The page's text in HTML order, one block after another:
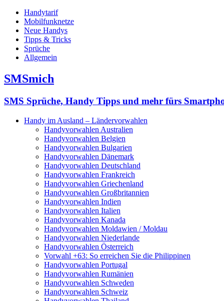
Handytarif
Mobilfunknetze
Neue Handys
Tipps & Tricks
Sprüche
Allgemein
SMSmich
SMS Sprüche, Handy Tipps und mehr fürs
Handy im Ausland – Ländervorwahlen
Handyvorwahlen Australien
Handyvorwahlen Belgien
Handyvorwahlen Bulgarien
Handyvorwahlen Dänemark
Handyvorwahlen Deutschland
Handyvorwahlen Frankreich
Handyvorwahlen Griechenland
Handyvorwahlen Großbritannien
Handyvorwahlen Indien
Handyvorwahlen Italien
Handyvorwahlen Kanada
Handyvorwahlen Moldawien / Moldau
Handyvorwahlen Niederlande
Handyvorwahlen Österreich
Vorwahl +63: So erreichen Sie die Philippinen
Handyvorwahlen Portugal
Handyvorwahlen Rumänien
Handyvorwahlen Schweden
Handyvorwahlen Schweiz